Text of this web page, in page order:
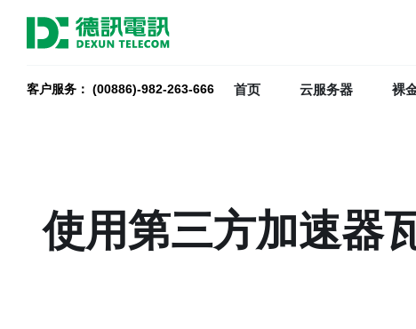
客户服务： (00886)-982-263-666 首页 云服务器 裸
使用第三方加速器